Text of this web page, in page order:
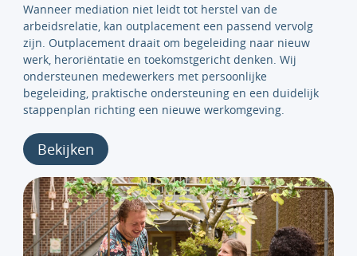
Wanneer mediation niet leidt tot herstel van de
arbeidsrelatie, kan outplacement een passend vervolg
zijn. Outplacement draait om begeleiding naar nieuw
werk, heroriëntatie en toekomstgericht denken. Wij
ondersteunen medewerkers met persoonlijke
begeleiding, praktische ondersteuning en een duidelijk
stappenplan richting een nieuwe werkomgeving.
Bekijken